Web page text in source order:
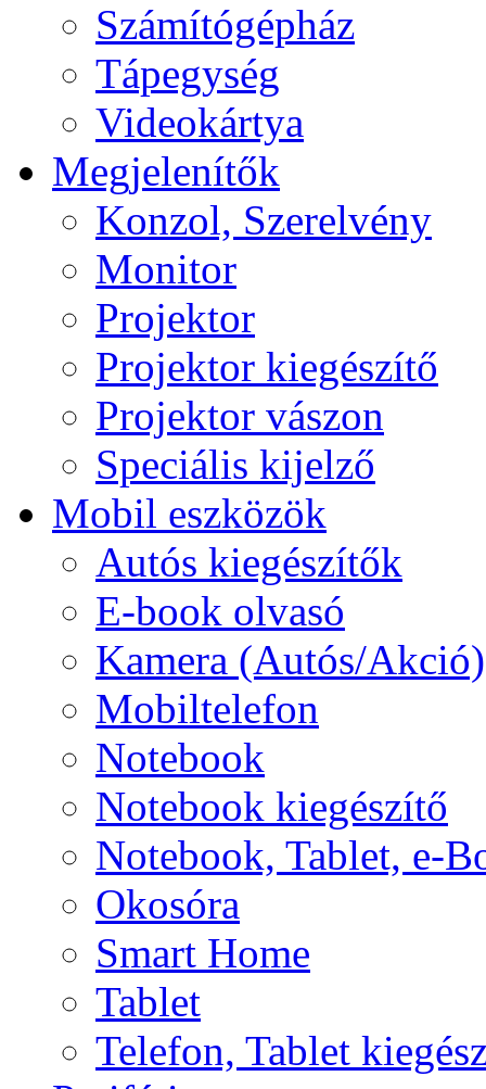
Számítógépház
Tápegység
Videokártya
Megjelenítők
Konzol, Szerelvény
Monitor
Projektor
Projektor kiegészítő
Projektor vászon
Speciális kijelző
Mobil eszközök
Autós kiegészítők
E-book olvasó
Kamera (Autós/Akció)
Mobiltelefon
Notebook
Notebook kiegészítő
Notebook, Tablet, e-
Okosóra
Smart Home
Tablet
Telefon, Tablet